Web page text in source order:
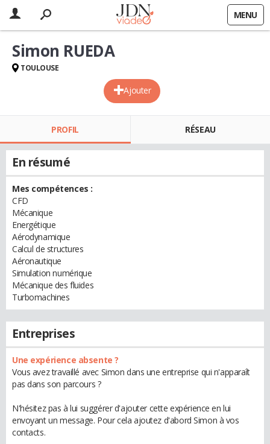
MENU
Ajouter
Simon RUEDA
TOULOUSE
PROFIL RÉSEAU
En résumé
Mes compétences :
CFD
Mécanique
Energétique
Aérodynamique
Calcul de structures
Aéronautique
Simulation numérique
Mécanique des fluides
Turbomachines
Entreprises
Une expérience absente ?
Vous avez travaillé avec Simon dans une entreprise qui n'apparaît
pas dans son parcours ?
N'hésitez pas à lui suggérer d'ajouter cette expérience en lui
envoyant un message. Pour cela ajoutez d'abord Simon à vos
contacts.